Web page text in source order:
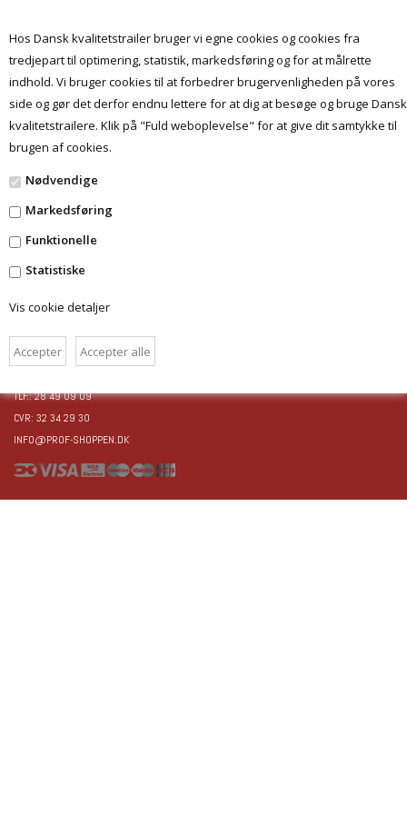
Hos Dansk kvalitetstrailer bruger vi egne cookies og cookies fra
tredjepart til optimering, statistik, markedsføring og for at målrette
indhold. Vi bruger cookies til at forbedrer brugervenligheden på vores
side og gør det derfor endnu lettere for at dig at besøge og bruge Dansk
kvalitetstrailere. Klik på "Fuld weboplevelse" for at give dit samtykke til
brugen af cookies.
Nødvendige
Markedsføring
Funktionelle
Statistiske
Vis cookie detaljer
Menu
FORSIDE
BETINGELSER
DANSKKVALITETSTRAILER.DK
TLF.: 28 49 09 09
CVR: 32 34 29 30
INFO@PROF-SHOPPEN.DK